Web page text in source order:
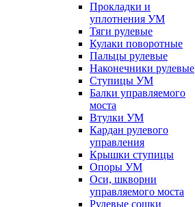
Прокладки и
уплотнения УМ
Тяги рулевые
Кулаки поворотные
Пальцы рулевые
Наконечники рулевые
Ступицы УМ
Балки управляемого
моста
Втулки УМ
Кардан рулевого
управления
Крышки ступицы
Опоры УМ
Оси, шкворни
управляемого моста
Рулевые сошки